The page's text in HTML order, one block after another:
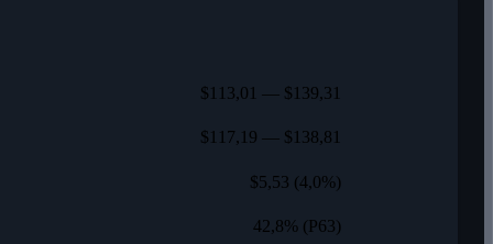
$113,01 — $139,31
$117,19 — $138,81
$5,53 (4,0%)
42,8% (P63)